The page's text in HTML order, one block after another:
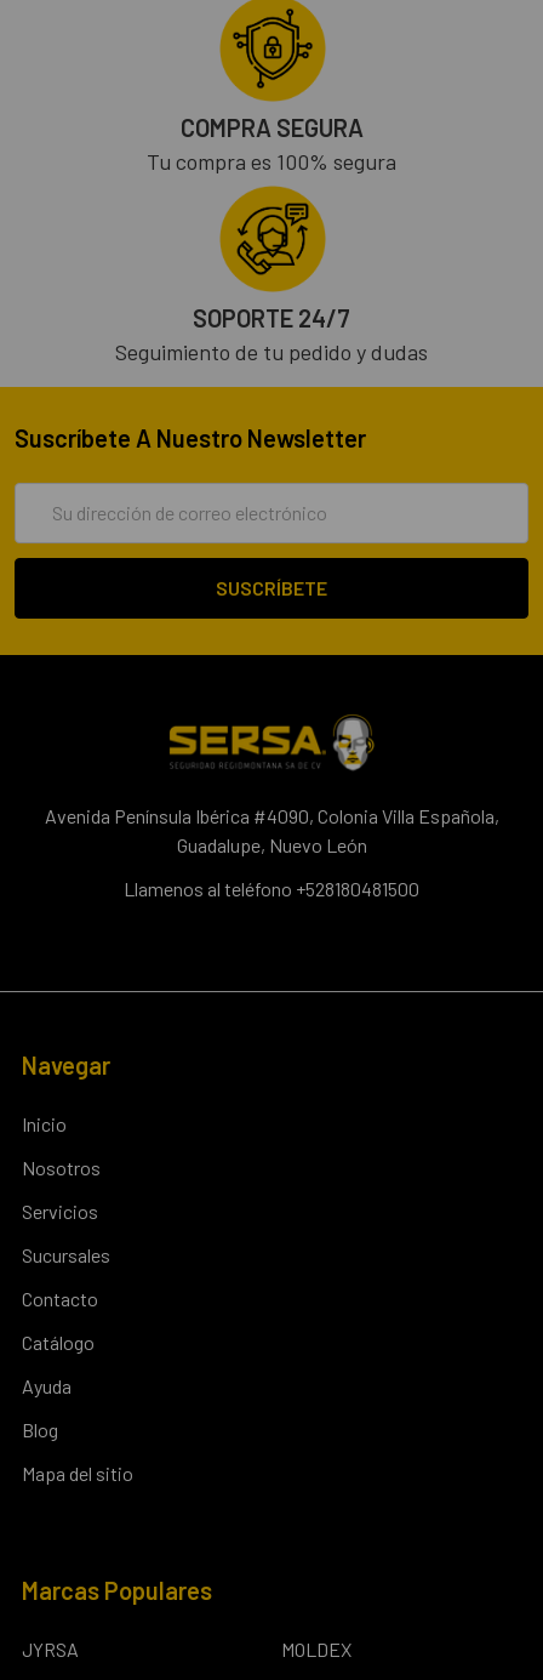
COMPRA SEGURA
Tu compra es 100% segura
SOPORTE 24/7
Seguimiento de tu pedido y dudas
Suscríbete A Nuestro Newsletter
correo
Avenida Península Ibérica #4090, Colonia Villa Española,
Guadalupe, Nuevo León
Llamenos al teléfono +528180481500
Navegar
Inicio
Nosotros
Servicios
Sucursales
Contacto
Catálogo
Ayuda
Blog
Mapa del sitio
Marcas Populares
JYRSA MOLDEX